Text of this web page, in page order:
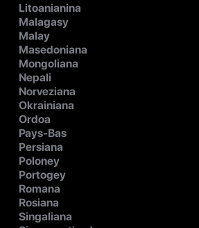
Litoanianina
Malagasy
Malay
Masedoniana
Mongoliana
Nepali
Norveziana
Okrainiana
Ordoa
Pays-Bas
Persiana
Poloney
Portogey
Romana
Rosiana
Singaliana